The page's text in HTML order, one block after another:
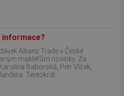
informace?
Allianz Trade v České
makléřům novinky. Za
Baborská, Petr Vlček,
Tentokrát...